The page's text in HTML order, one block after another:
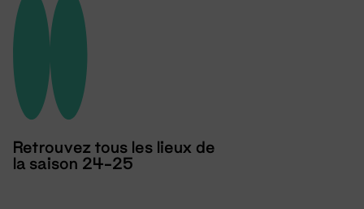
Retrouvez tous les lieux de
la saison 24-25